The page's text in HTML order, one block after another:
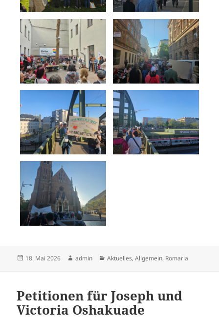
Veröffentlicht
18. Mai 2026 Autor
admin Kategorien
Aktuelles,Allgemein, Romaria
Petitionen für Joseph und
Victoria Oshakuade